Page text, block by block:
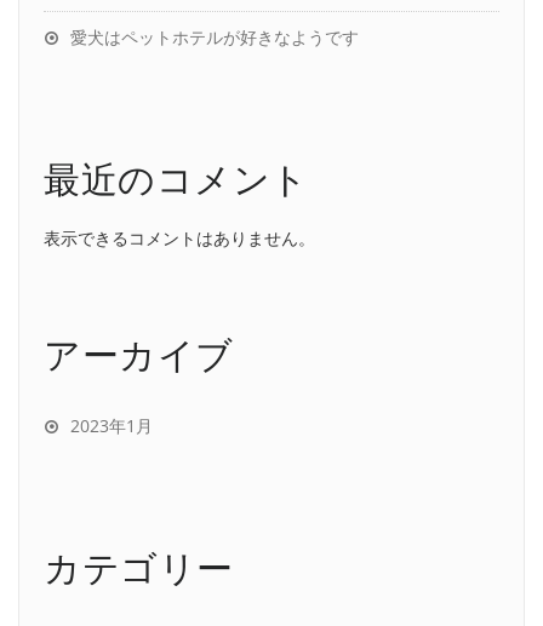
愛犬はペットホテルが好きなようです
最近のコメント
表示できるコメントはありません。
アーカイブ
2023年1月
カテゴリー